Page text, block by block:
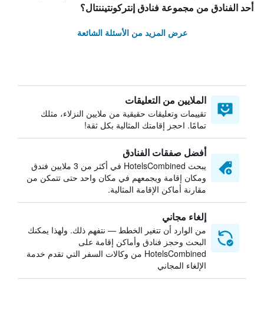
أحد الفنادق من مجموعة فنادق إنتركونتيننتال؟
عرض المزيد من الأسئلة الشائعة
الملايين من التعليقات
تقييمات وتعليقات حقيقية من ملايين النزلاء، مثلك
تمامًا. احجز إقامتك المثالية بكل ثقة!
أفضل صفقات الفنادق
يبحث HotelsCombined في أكثر من 3 ملايين فندق
ومكان إقامة ويجمعهم في مكان واحد حتى تتمكن من
مقارنة أماكن الإقامة المثالية.
إلغاء مجاني
من الوارد أن تتغير الخطط — نتفهم ذلك. ولهذا يمكنك
البحث وحجز فنادق وأماكن إقامة على
HotelsCombined من وكالات السفر التي تقدم خدمة
الإلغاء المجاني